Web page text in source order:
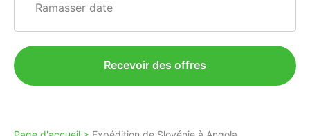
Ramasser date
Recevoir des offres